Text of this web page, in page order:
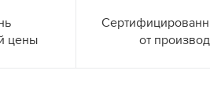
цены
от